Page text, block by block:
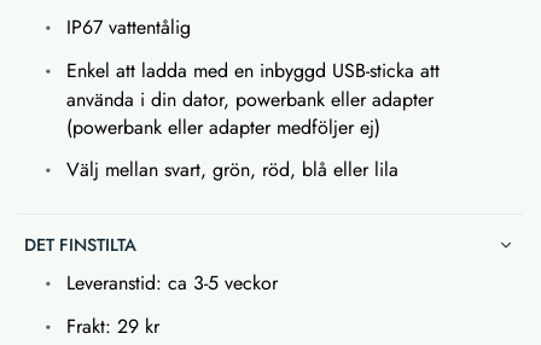
IP67 vattentålig
Enkel att ladda med en inbyggd USB-sticka att
använda i din dator, powerbank eller adapter
(powerbank eller adapter medföljer ej)
Välj mellan svart, grön, röd, blå eller lila
DET FINSTILTA
Leveranstid: ca 3-5 veckor
Frakt: 29 kr